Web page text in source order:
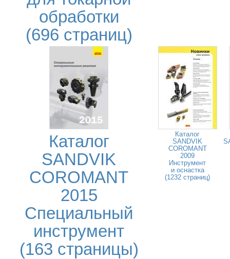
обработки
(696 страниц)
Каталог
SANDVIK
COROMANT
2015
Специальный
инструмент
(163 страницы)
Каталог
SANDVIK
COROMANT
2009
Инструмент
и оснастка
(1232 страниц)